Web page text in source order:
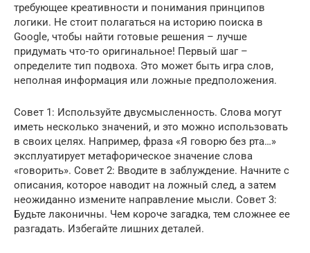
требующее креативности и понимания принципов
логики. Не стоит полагаться на историю поиска в
Google, чтобы найти готовые решения – лучше
придумать что-то оригинальное! Первый шаг –
определите тип подвоха. Это может быть игра слов,
неполная информация или ложные предположения.
Совет 1: Используйте двусмысленность. Слова могут
иметь несколько значений, и это можно использовать
в своих целях. Например, фраза «Я говорю без рта…»
эксплуатирует метафорическое значение слова
«говорить». Совет 2: Вводите в заблуждение. Начните с
описания, которое наводит на ложный след, а затем
неожиданно измените направление мысли. Совет 3:
Будьте лаконичны. Чем короче загадка, тем сложнее ее
разгадать. Избегайте лишних деталей.